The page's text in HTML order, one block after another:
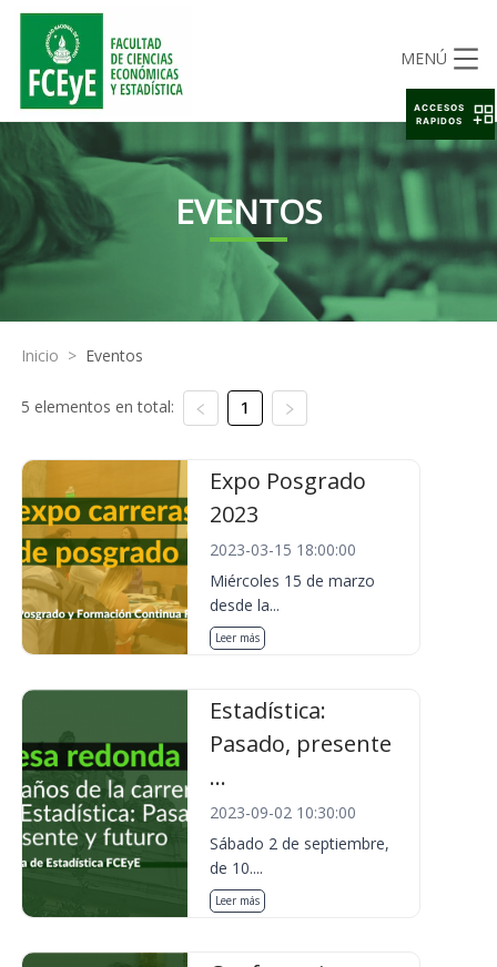
MENÚ
EVENTOS
Inicio > Eventos
5 elementos en total: 1
Expo Posgrado
2023
2023-03-15 18:00:00
Miércoles 15 de marzo
desde la...
Leer más
Estadística:
Pasado, presente
...
2023-09-02 10:30:00
Sábado 2 de septiembre,
de 10....
Leer más
ACCESOS
RAPIDOS